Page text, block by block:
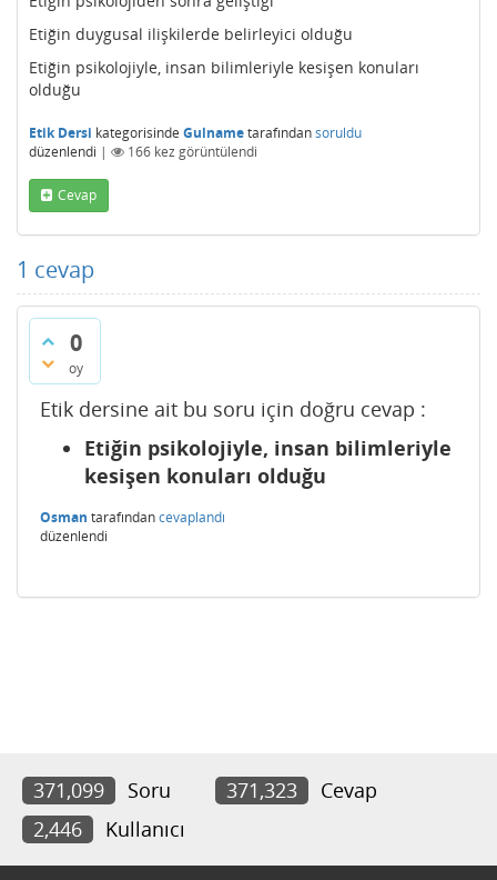
Etiğin duygusal ilişkilerde belirleyici olduğu
Etiğin psikolojiyle, insan bilimleriyle kesişen konuları
olduğu
Etik Dersi kategorisinde Gulnametarafındansoruldu
düzenlendi | 166 kez görüntülendi
Cevap
1 cevap
0
oy
Etik dersine ait bu soru için doğru cevap :
Etiğin psikolojiyle, insan bilimleriyle
kesişen konuları olduğu
Osman tarafındancevaplandı
düzenlendi
371,099 Soru 371,323
Cevap
2,446
Kullanıcı